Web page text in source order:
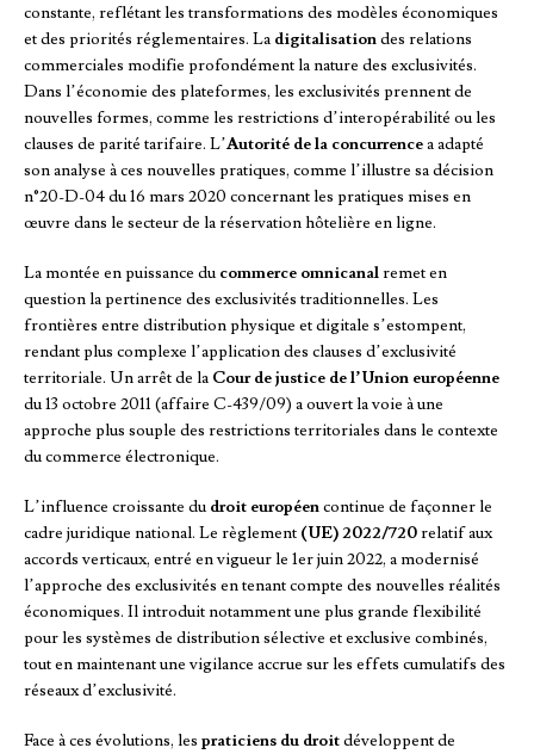
constante, reflétant les transformations des modèles économiques
et des priorités réglementaires. La digitalisationdes relations
commerciales modifie profondément la nature des exclusivités.
Dans l’économie des plateformes, les exclusivités prennent de
nouvelles formes, comme les restrictions d’interopérabilité ou les
clauses de parité tarifaire. L’Autorité de la concurrencea adapté
son analyse à ces nouvelles pratiques, comme l’illustre sa décision
n°20-D-04 du 16 mars 2020 concernant les pratiques mises en
œuvre dans le secteur de la réservation hôtelière en ligne.
La montée en puissance ducommerce omnicanalremet en
question la pertinence des exclusivités traditionnelles. Les
frontières entre distribution physique et digitale s’estompent,
rendant plus complexe l’application des clauses d’exclusivité
territoriale. Un arrêt de la Cour de justice de l’Union européenne
du 13 octobre 2011 (affaire C-439/09) a ouvert la voie à une
approche plus souple des restrictions territoriales dans le contexte
du commerce électronique.
L’influence croissante dudroit européencontinue de façonner le
cadre juridique national. Le règlement (UE) 2022/720relatif aux
accords verticaux, entré en vigueur le 1er juin 2022, a modernisé
l’approche des exclusivités en tenant compte des nouvelles réalités
économiques. Il introduit notamment une plus grande flexibilité
pour les systèmes de distribution sélective et exclusive combinés,
tout en maintenant une vigilance accrue sur les effets cumulatifs des
réseaux d’exclusivité.
Face à ces évolutions, les praticiens du droitdéveloppent de